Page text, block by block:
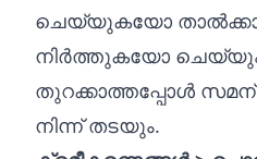
ചെയ്യുകയോ
നിർത്തുകയോ
തുറക്കാത്തപ്പോൾ
നിന്ന് തടയും.